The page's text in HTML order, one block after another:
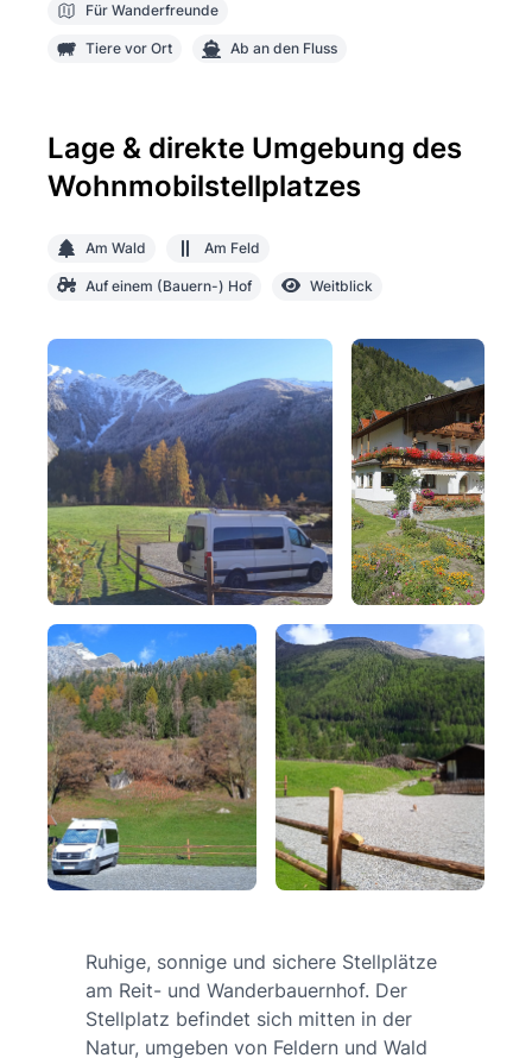
Für Wanderfreunde
Tiere vor Ort Ab an den Fluss
Lage & direkte Umgebung des
Wohnmobilstellplatzes
Am Wald Am Feld
Auf einem (Bauern-) Hof Weitblick
Ruhige, sonnige und sichere Stellplätze
am Reit- und Wanderbauernhof. Der
Stellplatz befindet sich mitten in der
Natur, umgeben von Feldern und Wald